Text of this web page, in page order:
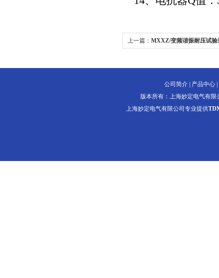
上一篇： MXXZ/变频谐振耐压试验
公司简介 产品中心
版本所有：上海妙定电气有
上海妙定电气有限公司专业提供